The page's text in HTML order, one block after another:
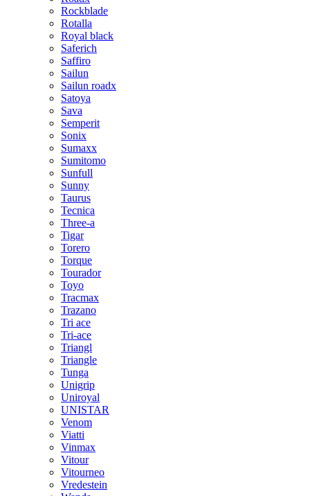
Rockblade
Rotalla
Royal black
Saferich
Saffiro
Sailun
Sailun roadx
Satoya
Sava
Semperit
Sonix
Sumaxx
Sumitomo
Sunfull
Sunny
Taurus
Tecnica
Three-a
Tigar
Torero
Torque
Tourador
Toyo
Tracmax
Trazano
Tri ace
Tri-ace
Triangl
Triangle
Tunga
Unigrip
Uniroyal
UNISTAR
Venom
Viatti
Vinmax
Vitour
Vitourneo
Vredestein